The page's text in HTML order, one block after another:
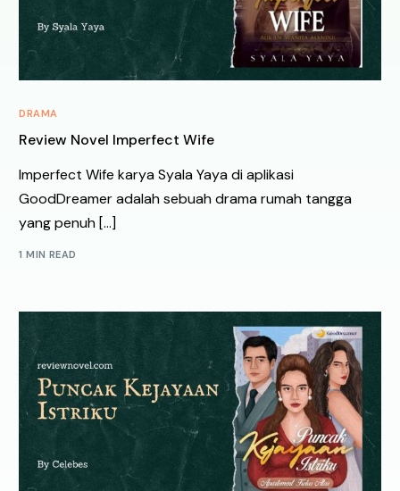
DRAMA
Review Novel Imperfect Wife
Imperfect Wife karya Syala Yaya di aplikasi
GoodDreamer adalah sebuah drama rumah tangga
yang penuh […]
1 MIN READ